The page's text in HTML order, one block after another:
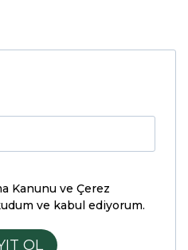
Kanunu ve Çerez
ve kabul ediyorum.
OL